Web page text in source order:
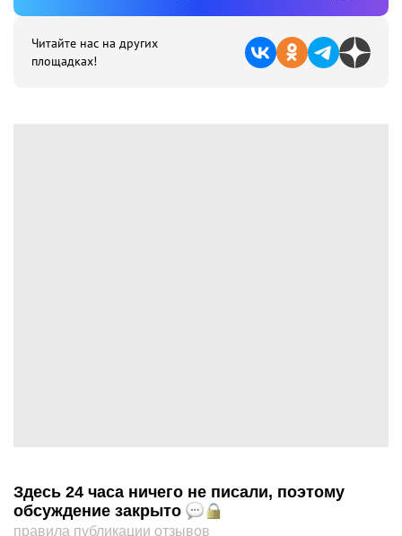
Читайте нас на других
площадках!
Здесь 24 часа ничего не писали, поэтому
обсуждение закрыто
правила публикации отзывов